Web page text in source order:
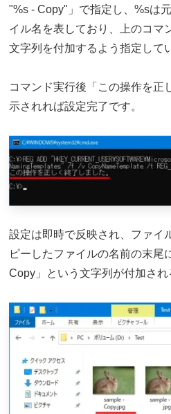
"%s - Copy"」で指定し、%sは
イル名を表しており、上のコマ
文字列を付加するよう指定して
コマンド実行後「この操作を正
示されれば設定完了です。
設定は即時で反映され、ファイ
ピーしたファイルの名前の末尾
Copy」という文字列が付加され